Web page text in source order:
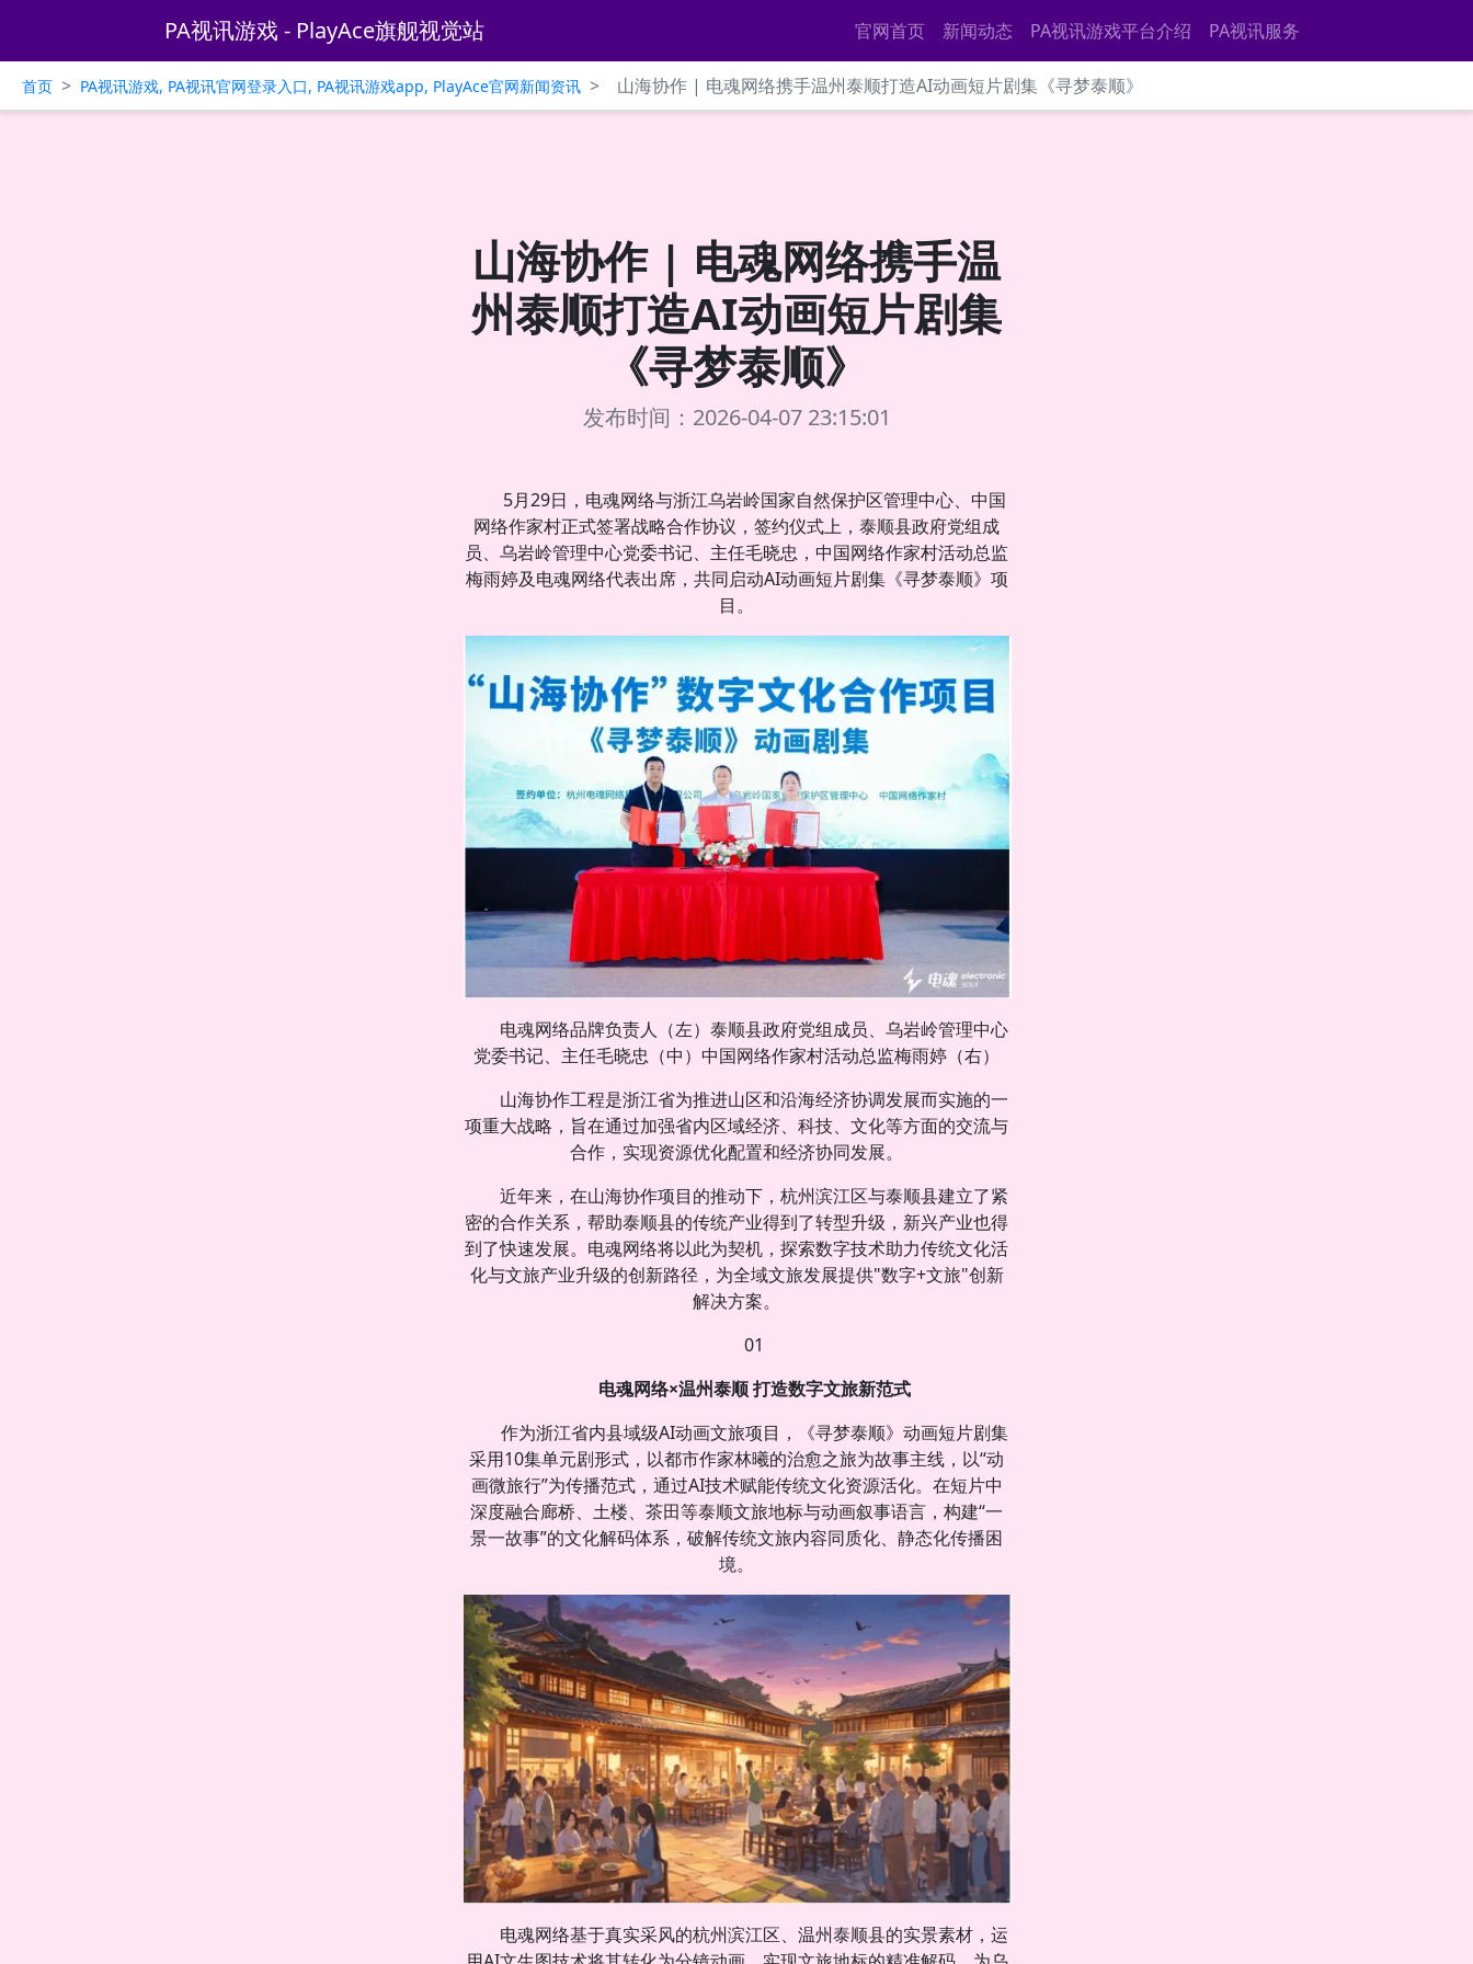
PA视讯游戏 - PlayAce旗舰视觉站 官网首页 新闻动态 PA视讯游戏平台介绍 PA视讯服务
首页 > PA视讯游戏, PA视讯官网登录入口, PA视讯游戏app, PlayAce官网新闻资讯 > 山海协作 | 电魂网络携手温州泰顺打造AI动画短片剧集《寻梦泰顺》
山海协作 | 电魂网络携手温
州泰顺打造AI动画短片剧集
《寻梦泰顺》
发布时间：2026-04-07 23:15:01
5月29日，电魂网络与浙江乌岩岭国家自然保护区管理中心、中国
网络作家村正式签署战略合作协议，签约仪式上，泰顺县政府党组成
员、乌岩岭管理中心党委书记、主任毛晓忠，中国网络作家村活动总监
梅雨婷及电魂网络代表出席，共同启动AI动画短片剧集《寻梦泰顺》项
目。
电魂网络品牌负责人（左）泰顺县政府党组成员、乌岩岭管理中心
党委书记、主任毛晓忠（中）中国网络作家村活动总监梅雨婷（右）
山海协作工程是浙江省为推进山区和沿海经济协调发展而实施的一
项重大战略，旨在通过加强省内区域经济、科技、文化等方面的交流与
合作，实现资源优化配置和经济协同发展。
近年来，在山海协作项目的推动下，杭州滨江区与泰顺县建立了紧
密的合作关系，帮助泰顺县的传统产业得到了转型升级，新兴产业也得
到了快速发展。电魂网络将以此为契机，探索数字技术助力传统文化活
化与文旅产业升级的创新路径，为全域文旅发展提供"数字+文旅"创新
解决方案。
01
电魂网络×温州泰顺 打造数字文旅新范式
作为浙江省内县域级AI动画文旅项目，《寻梦泰顺》动画短片剧集
采用10集单元剧形式，以都市作家林曦的治愈之旅为故事主线，以“动
画微旅行”为传播范式，通过AI技术赋能传统文化资源活化。在短片中
深度融合廊桥、土楼、茶田等泰顺文旅地标与动画叙事语言，构建“一
景一故事”的文化解码体系，破解传统文旅内容同质化、静态化传播困
境。
电魂网络基于真实采风的杭州滨江区、温州泰顺县的实景素材，运